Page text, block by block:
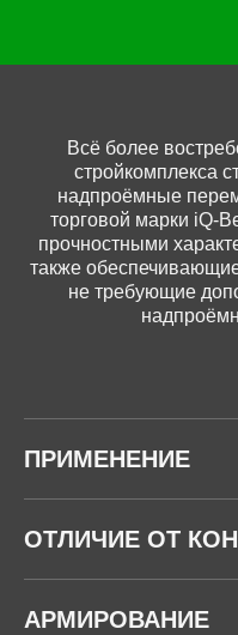
Всё более
стройкомплекса
надпроёмные
торговой марки iQ-
прочностными
также
не требующие
ПРИМЕНЕНИЕ
ОТЛИЧИЕ ОТ
АРМИРОВАНИЕ